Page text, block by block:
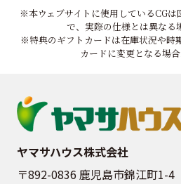
※本ウェブサイトに使用しているCGは
で、実際の仕様とは異なる
※特典のギフトカードは在庫状況や時
カードに変更となる場合
ヤマサハウス株式会社
〒892-0836 鹿児島市錦江町1-4